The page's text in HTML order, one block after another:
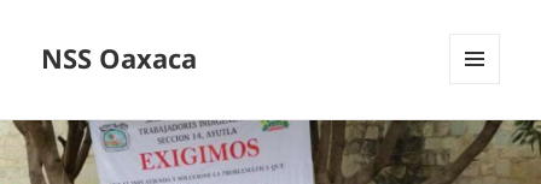
NSS Oaxaca
WIDGETS